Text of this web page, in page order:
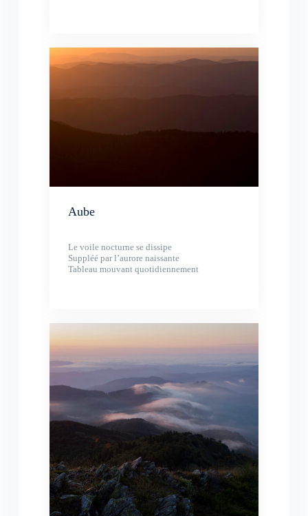
Aube
Le voile nocturne se dissipe
Suppléé par l’aurore naissante
Tableau mouvant quotidiennement